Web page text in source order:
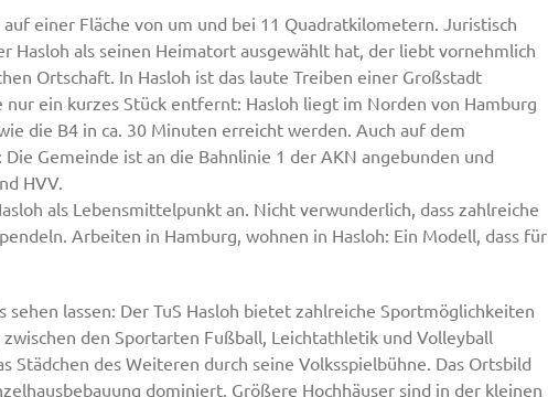
einer Fläche von um und bei 11 Quadratkilometern. Juristisch
Hasloh als seinen Heimatort ausgewählt hat, der liebt vornehmlich
Ortschaft. In Hasloh ist das laute Treiben einer Großstadt
ein kurzes Stück entfernt: Hasloh liegt im Norden von Hamburg
die B4 in ca. 30 Minuten erreicht werden. Auch auf dem
Gemeinde ist an die Bahnlinie 1 der AKN angebunden und
HVV.
als Lebensmittelpunkt an. Nicht verwunderlich, dass zahlreiche
Arbeiten in Hamburg, wohnen in Hasloh: Ein Modell, dass für
sehen lassen: Der TuS Hasloh bietet zahlreiche Sportmöglichkeiten
den Sportarten Fußball, Leichtathletik und Volleyball
Städchen des Weiteren durch seine Volksspielbühne. Das Ortsbild
dominiert. Größere Hochhäuser sind in der kleinen